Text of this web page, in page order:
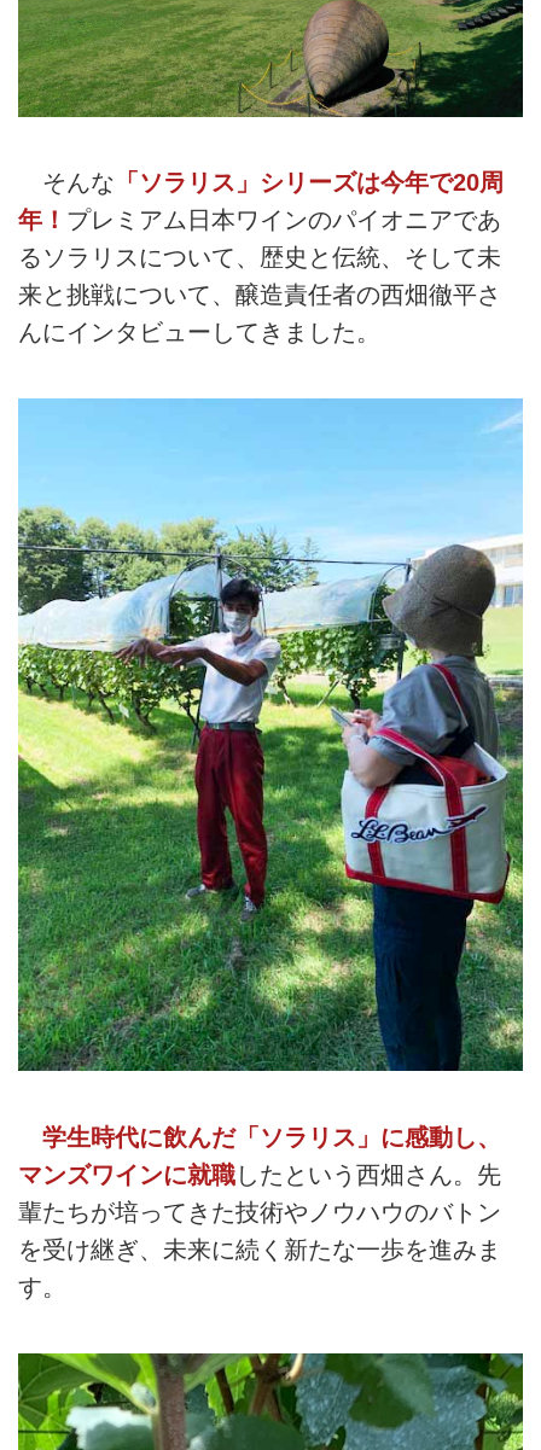
そんな 「ソラリス」シリーズは今年で20周
年！ プレミアム日本ワインのパイオニアであ
るソラリスについて、歴史と伝統、そして未
来と挑戦について、醸造責任者の西畑徹平さ
んにインタビューしてきました。
学生時代に飲んだ「ソラリス」に感動し、
マンズワインに就職したという西畑さん。先
輩たちが培ってきた技術やノウハウのバトン
を受け継ぎ、未来に続く新たな一歩を進みま
す。